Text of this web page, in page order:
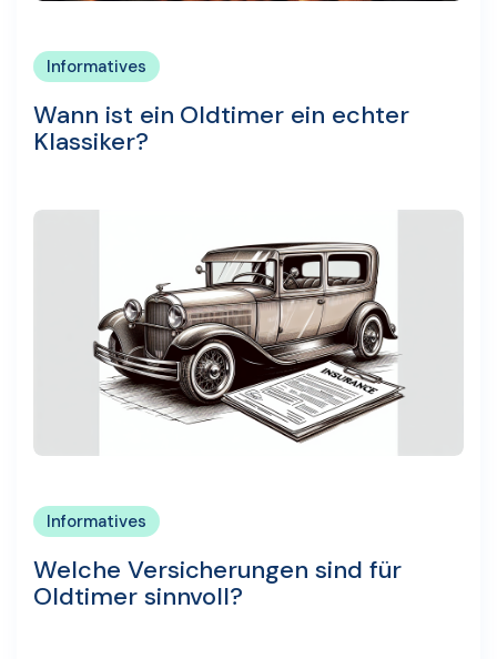
Informatives
Wann ist ein Oldtimer ein echter
Klassiker?
Informatives
Welche Versicherungen sind für
Oldtimer sinnvoll?